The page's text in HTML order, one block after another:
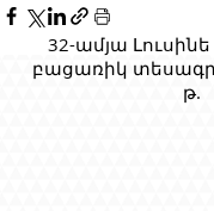
32-ամյա
բացառիկ
թ.